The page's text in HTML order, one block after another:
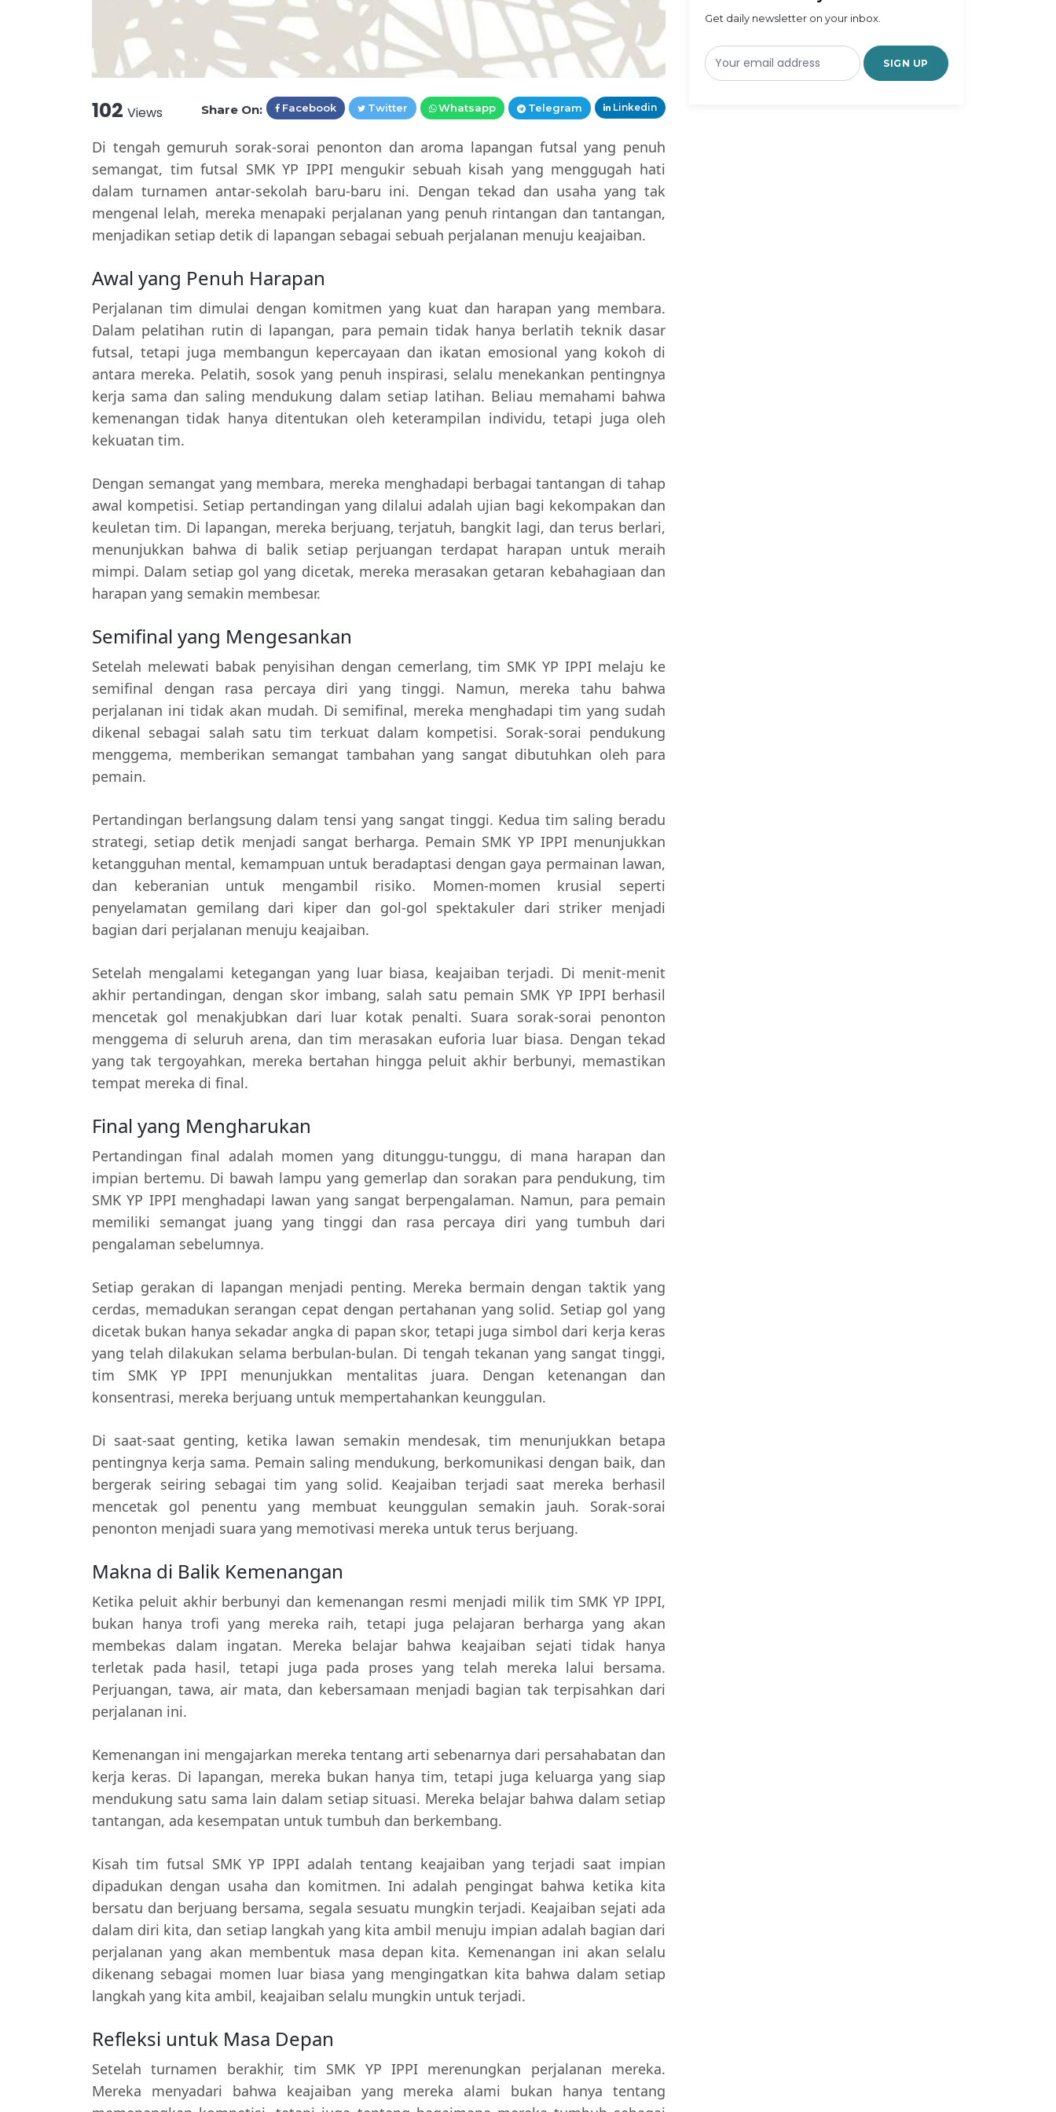
102 Views Share On: Facebook Twitter Whatsapp Telegram Linkedin
Di tengah gemuruh sorak-sorai penonton dan aroma lapangan futsal yang penuh
semangat, tim futsal SMK YP IPPI mengukir sebuah kisah yang menggugah hati
dalam turnamen antar-sekolah baru-baru ini. Dengan tekad dan usaha yang tak
mengenal lelah, mereka menapaki perjalanan yang penuh rintangan dan tantangan,
menjadikan setiap detik di lapangan sebagai sebuah perjalanan menuju keajaiban.
Awal yang Penuh Harapan
Perjalanan tim dimulai dengan komitmen yang kuat dan harapan yang membara.
Dalam pelatihan rutin di lapangan, para pemain tidak hanya berlatih teknik dasar
futsal, tetapi juga membangun kepercayaan dan ikatan emosional yang kokoh di
antara mereka. Pelatih, sosok yang penuh inspirasi, selalu menekankan pentingnya
kerja sama dan saling mendukung dalam setiap latihan. Beliau memahami bahwa
kemenangan tidak hanya ditentukan oleh keterampilan individu, tetapi juga oleh
kekuatan tim.
Dengan semangat yang membara, mereka menghadapi berbagai tantangan di tahap
awal kompetisi. Setiap pertandingan yang dilalui adalah ujian bagi kekompakan dan
keuletan tim. Di lapangan, mereka berjuang, terjatuh, bangkit lagi, dan terus berlari,
menunjukkan bahwa di balik setiap perjuangan terdapat harapan untuk meraih
mimpi. Dalam setiap gol yang dicetak, mereka merasakan getaran kebahagiaan dan
harapan yang semakin membesar.
Semifinal yang Mengesankan
Setelah melewati babak penyisihan dengan cemerlang, tim SMK YP IPPI melaju ke
semifinal dengan rasa percaya diri yang tinggi. Namun, mereka tahu bahwa
perjalanan ini tidak akan mudah. Di semifinal, mereka menghadapi tim yang sudah
dikenal sebagai salah satu tim terkuat dalam kompetisi. Sorak-sorai pendukung
menggema, memberikan semangat tambahan yang sangat dibutuhkan oleh para
pemain.
Pertandingan berlangsung dalam tensi yang sangat tinggi. Kedua tim saling beradu
strategi, setiap detik menjadi sangat berharga. Pemain SMK YP IPPI menunjukkan
ketangguhan mental, kemampuan untuk beradaptasi dengan gaya permainan lawan,
dan keberanian untuk mengambil risiko. Momen-momen krusial seperti
penyelamatan gemilang dari kiper dan gol-gol spektakuler dari striker menjadi
bagian dari perjalanan menuju keajaiban.
Setelah mengalami ketegangan yang luar biasa, keajaiban terjadi. Di menit-menit
akhir pertandingan, dengan skor imbang, salah satu pemain SMK YP IPPI berhasil
mencetak gol menakjubkan dari luar kotak penalti. Suara sorak-sorai penonton
menggema di seluruh arena, dan tim merasakan euforia luar biasa. Dengan tekad
yang tak tergoyahkan, mereka bertahan hingga peluit akhir berbunyi, memastikan
tempat mereka di final.
Final yang Mengharukan
Pertandingan final adalah momen yang ditunggu-tunggu, di mana harapan dan
impian bertemu. Di bawah lampu yang gemerlap dan sorakan para pendukung, tim
SMK YP IPPI menghadapi lawan yang sangat berpengalaman. Namun, para pemain
memiliki semangat juang yang tinggi dan rasa percaya diri yang tumbuh dari
pengalaman sebelumnya.
Setiap gerakan di lapangan menjadi penting. Mereka bermain dengan taktik yang
cerdas, memadukan serangan cepat dengan pertahanan yang solid. Setiap gol yang
dicetak bukan hanya sekadar angka di papan skor, tetapi juga simbol dari kerja keras
yang telah dilakukan selama berbulan-bulan. Di tengah tekanan yang sangat tinggi,
tim SMK YP IPPI menunjukkan mentalitas juara. Dengan ketenangan dan
konsentrasi, mereka berjuang untuk mempertahankan keunggulan.
Di saat-saat genting, ketika lawan semakin mendesak, tim menunjukkan betapa
pentingnya kerja sama. Pemain saling mendukung, berkomunikasi dengan baik, dan
bergerak seiring sebagai tim yang solid. Keajaiban terjadi saat mereka berhasil
mencetak gol penentu yang membuat keunggulan semakin jauh. Sorak-sorai
penonton menjadi suara yang memotivasi mereka untuk terus berjuang.
Makna di Balik Kemenangan
Ketika peluit akhir berbunyi dan kemenangan resmi menjadi milik tim SMK YP IPPI,
bukan hanya trofi yang mereka raih, tetapi juga pelajaran berharga yang akan
membekas dalam ingatan. Mereka belajar bahwa keajaiban sejati tidak hanya
terletak pada hasil, tetapi juga pada proses yang telah mereka lalui bersama.
Perjuangan, tawa, air mata, dan kebersamaan menjadi bagian tak terpisahkan dari
perjalanan ini.
Kemenangan ini mengajarkan mereka tentang arti sebenarnya dari persahabatan dan
kerja keras. Di lapangan, mereka bukan hanya tim, tetapi juga keluarga yang siap
mendukung satu sama lain dalam setiap situasi. Mereka belajar bahwa dalam setiap
tantangan, ada kesempatan untuk tumbuh dan berkembang.
Kisah tim futsal SMK YP IPPI adalah tentang keajaiban yang terjadi saat impian
dipadukan dengan usaha dan komitmen. Ini adalah pengingat bahwa ketika kita
bersatu dan berjuang bersama, segala sesuatu mungkin terjadi. Keajaiban sejati ada
dalam diri kita, dan setiap langkah yang kita ambil menuju impian adalah bagian dari
perjalanan yang akan membentuk masa depan kita. Kemenangan ini akan selalu
dikenang sebagai momen luar biasa yang mengingatkan kita bahwa dalam setiap
langkah yang kita ambil, keajaiban selalu mungkin untuk terjadi.
Refleksi untuk Masa Depan
Setelah turnamen berakhir, tim SMK YP IPPI merenungkan perjalanan mereka.
Mereka menyadari bahwa keajaiban yang mereka alami bukan hanya tentang
Get daily newsletter on your inbox.
SIGN UP